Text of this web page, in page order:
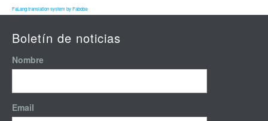
FaLang translation system by Faboba
Boletín de noticias
Nombre
Email